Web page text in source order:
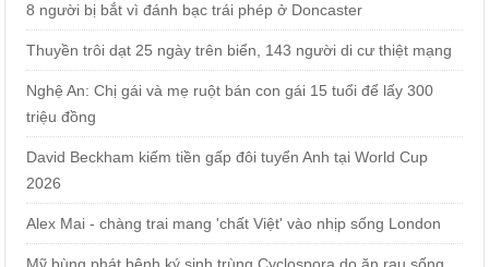
8 người bị bắt vì đánh bạc trái phép ở Doncaster
Thuyền trôi dạt 25 ngày trên biển, 143 người di cư thiệt mạng
Nghệ An: Chị gái và mẹ ruột bán con gái 15 tuổi để lấy 300
triệu đồng
David Beckham kiếm tiền gấp đôi tuyển Anh tại World Cup
2026
Alex Mai - chàng trai mang 'chất Việt' vào nhịp sống London